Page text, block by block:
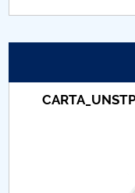
Proiect SU-ETIC
UPIT for the